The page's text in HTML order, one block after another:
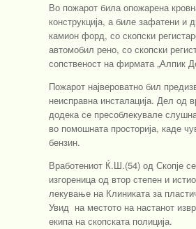
Во пожарот била опожарена
конструкција, а биле зафатени и
камион форд, со скопски
автомобил рено, со скопски
сопственост на фирмата „Алпик
Пожарот највероватно бил
неисправна инсталација. Дел од
додека се пресоблекувале
во помошната просторија, каде
бензин.
Вработениот Ќ.Ш.(54) од Скопје
изгореница од втор степен и
лекување на Клиниката за
Увид на местото на настанот
екипа на скопската полиција.